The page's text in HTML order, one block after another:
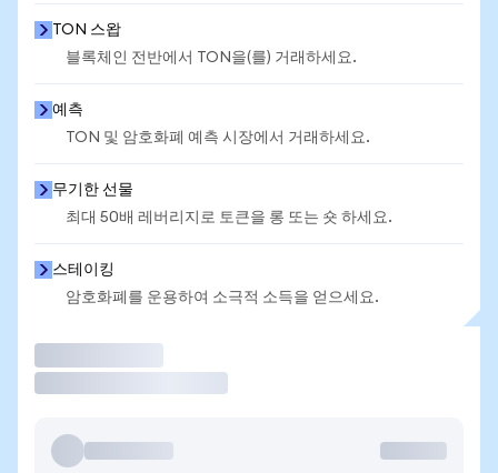
TON 스왑
블록체인 전반에서 TON을(를) 거래하세요.
예측
TON 및 암호화폐 예측 시장에서 거래하세요.
무기한 선물
최대 50배 레버리지로 토큰을 롱 또는 숏 하세요.
스테이킹
암호화폐를 운용하여 소극적 소득을 얻으세요.